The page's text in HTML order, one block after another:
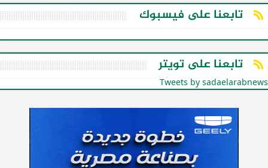
تابعنا على فيسبوك
تابعنا على تويتر
Tweets by sadaelarabnews